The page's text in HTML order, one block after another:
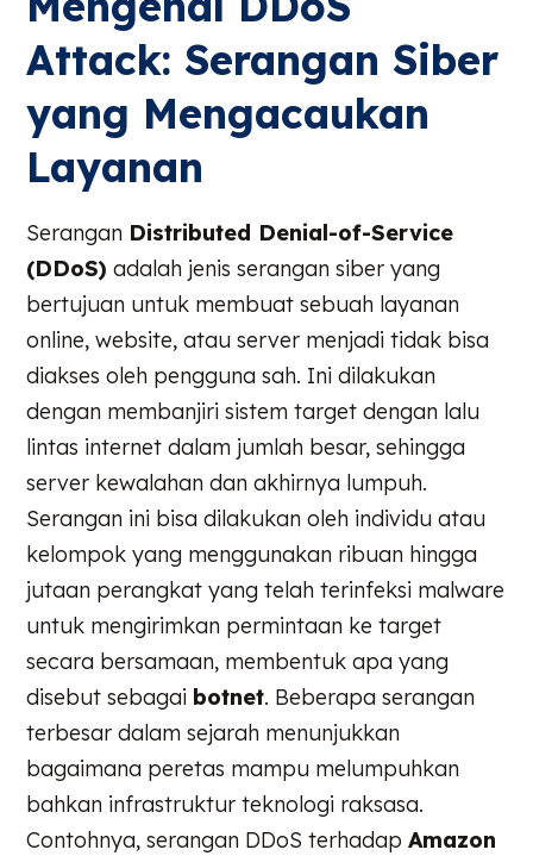
Attack: Serangan Siber
yang Mengacaukan
Layanan
Serangan Distributed Denial-of-Service
(DDoS) adalah jenis serangan siber yang
bertujuan untuk membuat sebuah layanan
online, website, atau server menjadi tidak bisa
diakses oleh pengguna sah. Ini dilakukan
dengan membanjiri sistem target dengan lalu
lintas internet dalam jumlah besar, sehingga
server kewalahan dan akhirnya lumpuh.
Serangan ini bisa dilakukan oleh individu atau
kelompok yang menggunakan ribuan hingga
jutaan perangkat yang telah terinfeksi malware
untuk mengirimkan permintaan ke target
secara bersamaan, membentuk apa yang
disebut sebagai botnet. Beberapa serangan
terbesar dalam sejarah menunjukkan
bagaimana peretas mampu melumpuhkan
bahkan infrastruktur teknologi raksasa.
Contohnya, serangan DDoS terhadapAmazon